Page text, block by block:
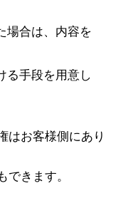
場合は、内容を
る手段を用意し
はお客様側にあり
できます。